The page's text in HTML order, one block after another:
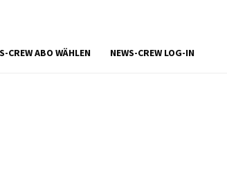
CREW ABO WÄHLEN NEWS-CREW LOG-IN